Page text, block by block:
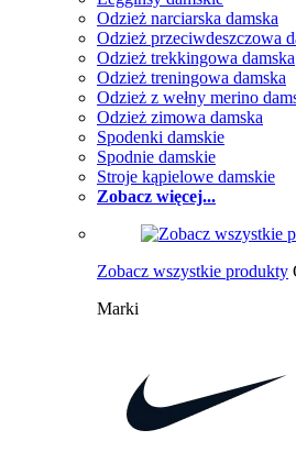
Odzież narciarska damska
Odzież przeciwdeszczowa
Odzież trekkingowa damska
Odzież treningowa damska
Odzież z wełny merino
Odzież zimowa damska
Spodenki damskie
Spodnie damskie
Stroje kąpielowe damskie
Zobacz więcej...
Zobacz wszystkie produkty
Marki